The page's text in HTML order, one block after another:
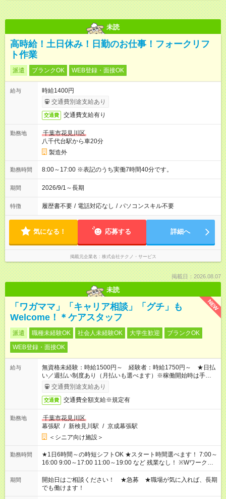
未読
高時給！土日休み！日勤のお仕事！フォークリフ
ト作業
派遣 ブランクOK WEB登録・面接OK
給与
時給1400円
交通費別途支給あり
交通費 交通費支給有り
勤務地
千葉市花見川区
八千代台駅から車20分
製造外
勤務時間 8:00～17:00 ※表記のうち実働7時間40分です。
期間 2026/9/1～長期
特徴 履歴書不要 / 電話対応なし / パソコンスキル不要
気になる！ 応募する 詳細へ
掲載元企業名 株式会社テクノ・サービス
掲載日：2026.08.07
未読
NEW
「ワガママ」「キャリア相談」「グチ」も
Welcome！＊ケアスタッフ
派遣 職種未経験OK 社会人未経験OK 大学生歓迎
ブランクOK
WEB登録・面接OK
給与
無資格未経験：時給1500円～ 経験者：時給1750円～ ★日払
い／週払い制度あり（月払いも選べます）※稼働開始時は手続き
完了次第のお支払いとなります。
交通費別途支給あり
交通費 交通費全額支給※規定有
勤務地
千葉市花見川区
幕張駅 / 新検見川駅 / 京成幕張駅
＜シニア向け施設＞
勤務時間
★1日6時間～の時短シフトOK ★スタート時間選べます！ 7:00～
16:00 9:00～17:00 11:00～19:00 など 残業なし！ ※Wワークの
場合、他のお仕事と合わせ週40時間超の就業はご案内できませ
ん ※法令に基づき、週20時間以上勤務は社会保険への加入対象
となります ※労働者派遣法（日雇い派遣の原則禁止）により、
短時間・短期間の就業はご案内が難しい場合があります
期間
開始日はご相談ください！ ★急募 ★職場が気に入れば、長期
でも働けます！